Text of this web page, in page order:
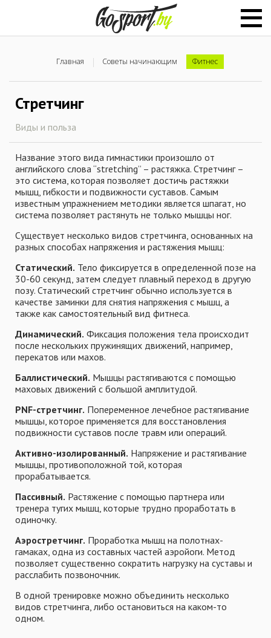
Главная Советы начинающим Фитнес
Стретчинг
Виды и польза
Название этого вида гимнастики произошло от
английского слова “stretching” – растяжка. Стретчинг –
это система, которая позволяет достичь растяжки
мышц, гибкости и подвижности суставов. Самым
известным упражнением методики является шпагат, но
система позволяет растянуть не только мышцы ног.
Существует несколько видов стретчинга, основанных на
разных способах напряжения и растяжения мышц:
Статический. Тело фиксируется в определенной позе на
30-60 секунд, затем следует плавный переход в другую
позу. Статический стретчинг обычно используется в
качестве заминки для снятия напряжения с мышц, а
также как самостоятельный вид фитнеса.
Динамический. Фиксация положения тела происходит
после нескольких пружинящих движений, например,
перекатов или махов.
Баллистический. Мышцы растягиваются с помощью
маховых движений с большой амплитудой.
PNF-стретчинг. Попеременное лечебное растягивание
мышцы, которое применяется для восстановления
подвижности суставов после травм или операций.
Активно-изолированный. Напряжение и растягивание
мышцы, противоположной той, которая
прорабатывается.
Пассивный. Растяжение с помощью партнера или
тренера тугих мышц, которые трудно проработать в
одиночку.
Аэростретчинг. Проработка мышц на полотнах-
гамаках, одна из составных частей аэройоги. Метод
позволяет существенно сократить нагрузку на суставы и
расслабить позвоночник.
В одной тренировке можно объединить несколько
видов стретчинга, либо остановиться на каком-то
одном.